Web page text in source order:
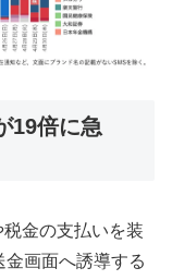
19倍に急
金の支払いを装
画面へ誘導する